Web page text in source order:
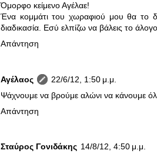
Όμορφο κείμενο Αγέλαε!
Ένα κομμάτι του χωραφιού μου θα το
διαδικασία. Εσύ ελπίζω να βάλεις το
Απάντηση
Αγέλαος
22/6/12, 1:50 μ.μ.
Ψάχνουμε να βρούμε αλώνι να κάνουμε
Απάντηση
Σταύρος Γονιδάκης 14/8/12, 4:50 μ.μ.